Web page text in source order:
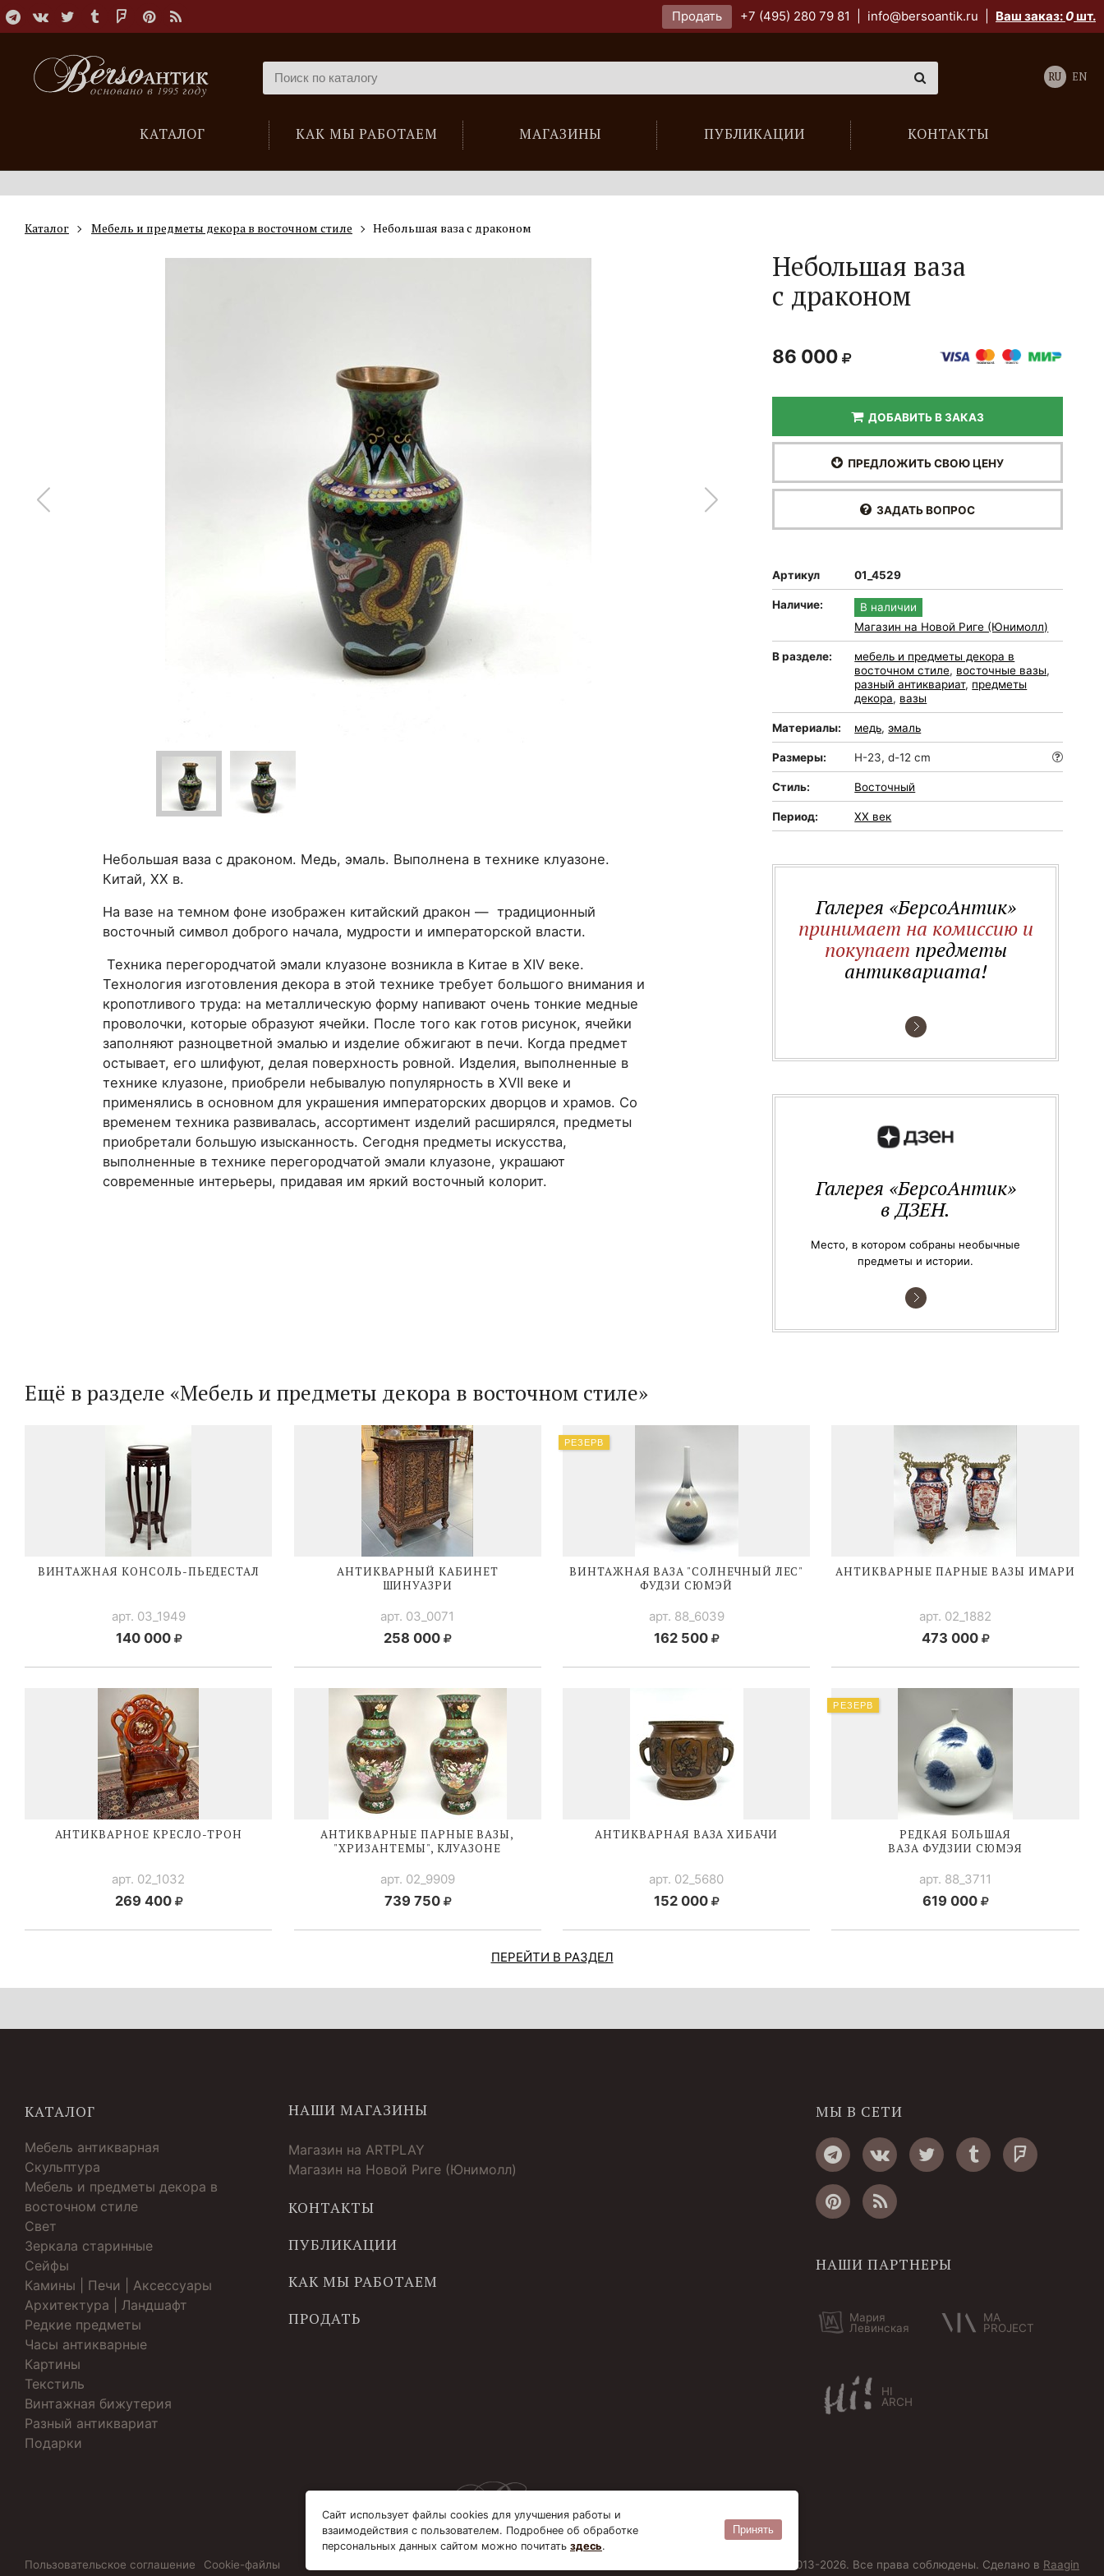
Продать +7 (495) 280 79 81 info@bersoantik.ru Ваш заказ:0шт.
КАТАЛОГ КАК МЫ РАБОТАЕМ МАГАЗИНЫ ПУБЛИКАЦИИ КОНТАКТЫ
RU EN
Каталог Мебель и предметы декора в восточном стиле Небольшая ваза с драконом
Небольшая ваза с драконом. Медь, эмаль. Выполнена в технике клуазоне.
Китай, XX в.
На вазе на темном фоне изображен китайский дракон — традиционный
восточный символ доброго начала, мудрости и императорской власти.
Техника перегородчатой эмали клуазоне возникла в Китае в XIV веке.
Технология изготовления декора в этой технике требует большого внимания и
кропотливого труда: на металлическую форму напивают очень тонкие медные
проволочки, которые образуют ячейки. После того как готов рисунок, ячейки
заполняют разноцветной эмалью и изделие обжигают в печи. Когда предмет
остывает, его шлифуют, делая поверхность ровной. Изделия, выполненные в
технике клуазоне, приобрели небывалую популярность в XVII веке и
применялись в основном для украшения императорских дворцов и храмов. Со
временем техника развивалась, ассортимент изделий расширялся, предметы
приобретали большую изысканность. Сегодня предметы искусства,
выполненные в технике перегородчатой эмали клуазоне, украшают
современные интерьеры, придавая им яркий восточный колорит.
Небольшая ваза
с драконом
86 000
ДОБАВИТЬ В ЗАКАЗ
ПРЕДЛОЖИТЬ СВОЮ ЦЕНУ
ЗАДАТЬ ВОПРОС
Артикул 01_4529
Наличие:
В наличии
Магазин на Новой Риге (Юнимолл)
В разделе:
мебель и предметы декора в
восточном стиле, восточные вазы,
разный антиквариат, предметы
декора, вазы
Материалы: медь,эмаль
Размеры: H-23, d-12 cm
Стиль: Восточный
Период: XX век
Галерея «БерсоАнтик»
принимает на комиссию и
покупает предметы
антиквариата!
Галерея «БерсоАнтик»
в ДЗЕН.
Место, в котором собраны необычные
предметы и истории.
Ещё в разделе «Мебель и предметы декора в восточном стиле»
ВИНТАЖНАЯКОНСОЛЬ-ПЬЕДЕСТАЛ
арт. 03_1949
140 000
АНТИКВАРНЫЙ КАБИНЕТ
ШИНУАЗРИ
арт. 03_0071
258 000
ВИНТАЖНАЯ ВАЗА "СОЛНЕЧНЫЙ ЛЕС"
ФУДЗИ СЮМЭЙ
арт. 88_6039
162 500
РЕЗЕРВ
АНТИКВАРНЫЕ ПАРНЫЕ ВАЗЫ ИМАРИ
арт. 02_1882
473 000
АНТИКВАРНОЕ КРЕСЛО-ТРОН
арт. 02_1032
269 400
АНТИКВАРНЫЕ ПАРНЫЕ ВАЗЫ,
"ХРИЗАНТЕМЫ", КЛУАЗОНЕ
арт. 02_9909
739 750
АНТИКВАРНАЯ ВАЗА ХИБАЧИ
арт. 02_5680
152 000
РЕДКАЯ БОЛЬШАЯ
ВАЗА ФУДЗИИ СЮМЭЯ
арт. 88_3711
619 000
РЕЗЕРВ
ПЕРЕЙТИ В РАЗДЕЛ
КАТАЛОГ
Мебель антикварная
Скульптура
Мебель и предметы декора в
восточном стиле
Свет
Зеркала старинные
Cейфы
Камины | Печи | Аксессуары
Архитектура | Ландшафт
Редкие предметы
Часы антикварные
Картины
Текстиль
Винтажная бижутерия
Разный антиквариат
Подарки
НАШИ МАГАЗИНЫ
Магазин на ARTPLAY
Магазин на Новой Риге (Юнимолл)
КОНТАКТЫ
ПУБЛИКАЦИИ
КАК МЫ РАБОТАЕМ
ПРОДАТЬ
МЫ В СЕТИ
НАШИ ПАРТНЕРЫ
Мария
Левинская
MA
PROJECT
HI
ARCH
Пользовательское соглашение Cookie-файлы © Bersoantik 2013-2026. Все права соблюдены. Сделано в Raagin
Сайт использует файлы cookies для улучшения работы и
взаимодействия с пользователем. Подробнее об обработке
персональных данных сайтом можно почитать здесь.
Принять